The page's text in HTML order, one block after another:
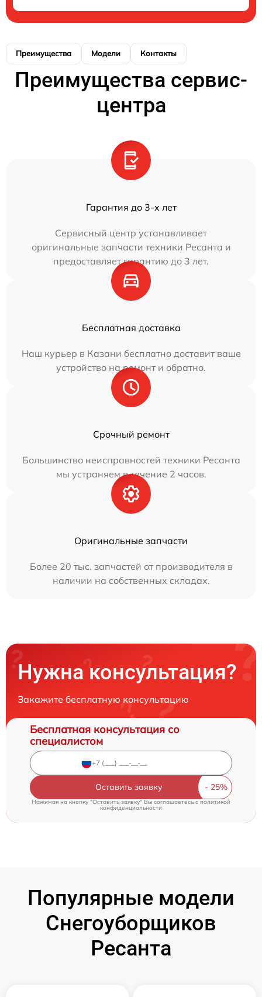
Преимущества Модели Контакты
Преимущества сервис-
центра
Гарантия до 3-х лет
Сервисный центр устанавливает
оригинальные запчасти техники Ресанта и
предоставляет гарантию до 3 лет.
Бесплатная доставка
Наш курьер в Казани бесплатно доставит ваше
устройство на ремонт и обратно.
Срочный ремонт
Большинство неисправностей техники Ресанта
мы устраняем в течение 2 часов.
Оригинальные запчасти
Более 20 тыс. запчастей от производителя в
наличии на собственных складах.
Нужна консультация?
Закажите бесплатную консультацию
Бесплатная консультация со
специалистом
Оставить заявку
Нажимая на кнопку "Оставить заявку" Вы соглашаетесь cполитикой
конфиденциальности
Популярные модели
Снегоуборщиков
Ресанта